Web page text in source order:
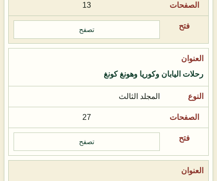
13
تصفح
رحلات اليابان وكوريا وهونغ كونغ
المجلد الثالث
27
تصفح